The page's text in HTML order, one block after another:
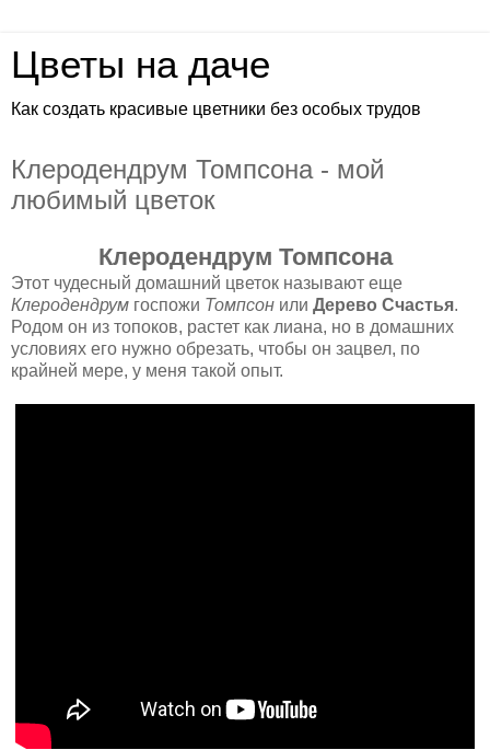
Цветы на даче
Как создать красивые цветники без особых трудов
Клеродендрум Томпсона - мой
любимый цветок
Клеродендрум Томпсона
Этот чудесный домашний цветок называют еще
Клеродендрум госпожи Томпсон или Дерево Счастья.
Родом он из топоков, растет как лиана, но в домашних
условиях его нужно обрезать, чтобы он зацвел, по
крайней мере, у меня такой опыт.